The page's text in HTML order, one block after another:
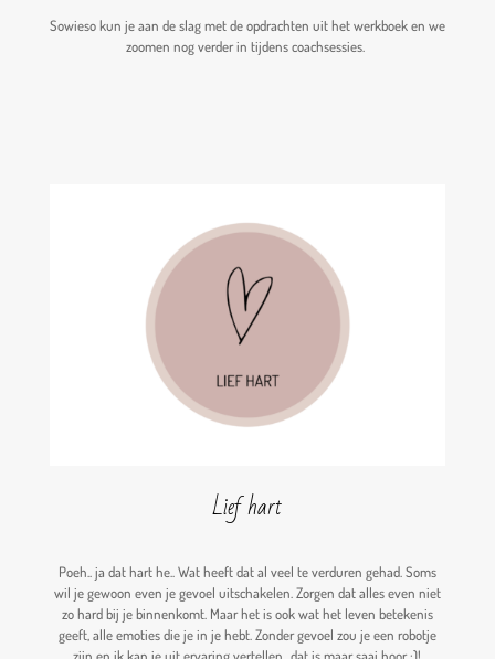
Sowieso kun je aan de slag met de opdrachten uit het werkboek en we
zoomen nog verder in tijdens coachsessies.
Lief hart
Poeh.. ja dat hart he.. Wat heeft dat al veel te verduren gehad. Soms
wil je gewoon even je gevoel uitschakelen. Zorgen dat alles even niet
zo hard bij je binnenkomt. Maar het is ook wat het leven betekenis
geeft, alle emoties die je in je hebt. Zonder gevoel zou je een robotje